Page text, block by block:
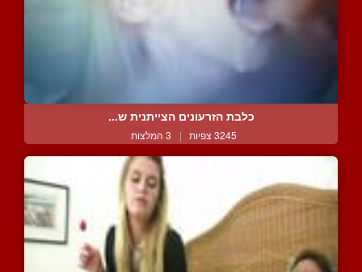
כלבת הזרעונים הצייתנית ש...
3245 צפיות | 3 המלצות